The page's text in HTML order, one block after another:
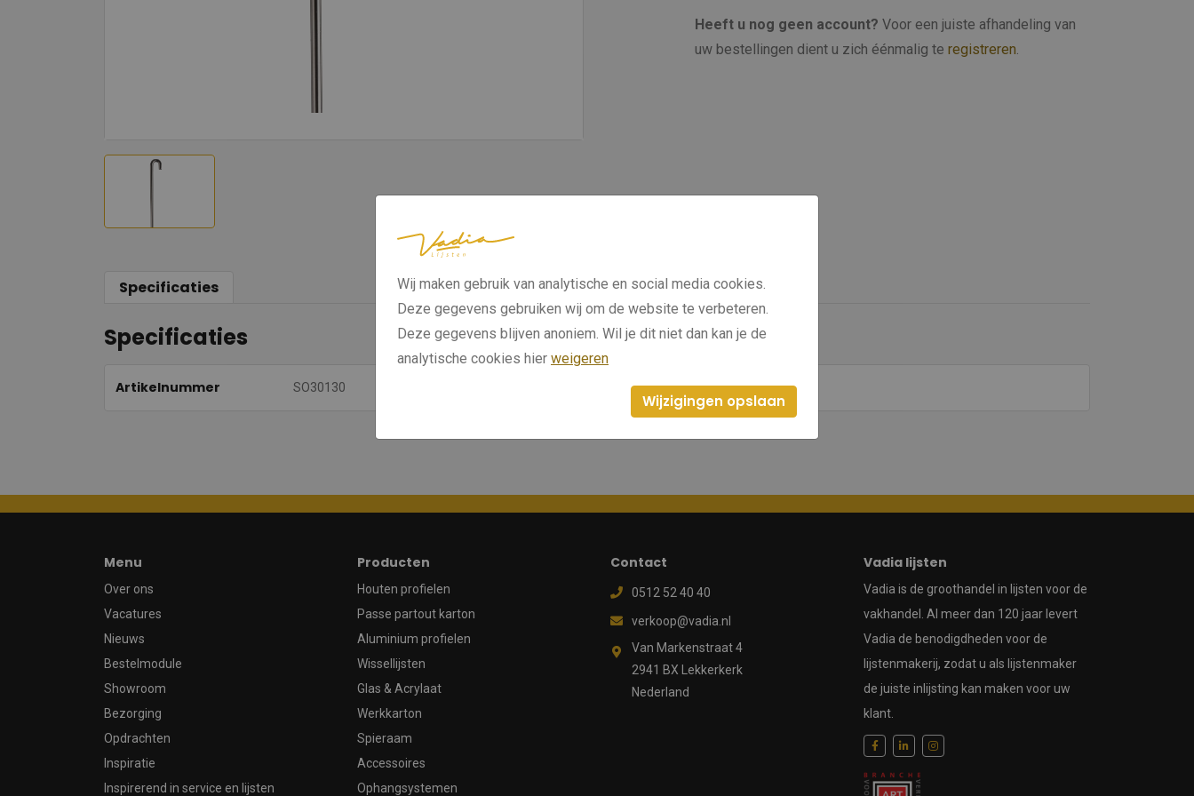
Heeft u nog geen account? Voor een juiste afhandeling van
uw bestellingen dient u zich éénmalig te registreren.
Specificaties
Specificaties
Artikelnummer SO30130
Menu
Over ons
Vacatures
Nieuws
Bestelmodule
Showroom
Bezorging
Opdrachten
Inspiratie
Inspirerend in service en lijsten
Producten
Houten profielen
Passe partout karton
Aluminium profielen
Wissellijsten
Glas & Acrylaat
Werkkarton
Spieraam
Accessoires
Ophangsystemen
Contact
0512 52 40 40
verkoop@vadia.nl
Van Markenstraat 4
2941 BX Lekkerkerk
Nederland
Vadia lijsten
Vadia is de groothandel in lijsten voor de
vakhandel. Al meer dan 120 jaar levert
Vadia de benodigdheden voor de
lijstenmakerij, zodat u als lijstenmaker
de juiste inlijsting kan maken voor uw
klant.
Wij maken gebruik van analytische en social media cookies.
Deze gegevens gebruiken wij om de website te verbeteren.
Deze gegevens blijven anoniem. Wil je dit niet dan kan je de
analytische cookies hier weigeren
Wijzigingen opslaan